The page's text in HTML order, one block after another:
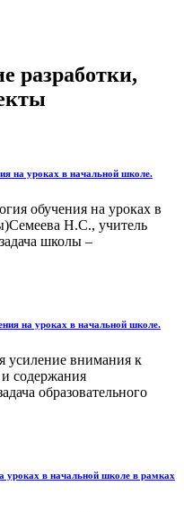
разработки,
на уроках в начальной школе.
обучения на уроках в
Н.С., учитель
школы –
на уроках в начальной школе.
внимания к
содержания
образовательного
уроках в начальной школе в рамках